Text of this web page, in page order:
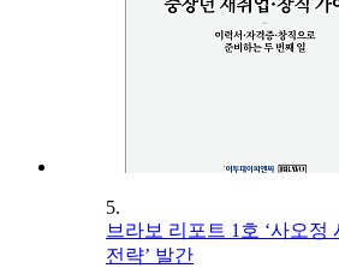
5.
브라보 리포트 1호 ‘사오정
전략’ 발간